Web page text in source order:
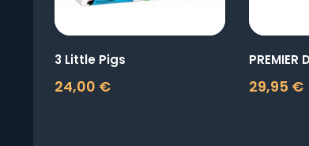
3 Little Pigs
24,00 €
Prix
PREMIER
29,95 €
Prix